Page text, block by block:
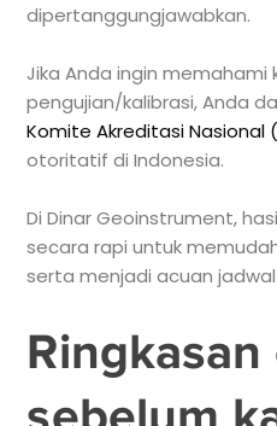
dipertanggungjawabkan.
Jika Anda ingin
pengujian/kalibrasi, Anda
Komite Akreditasi Nasional
otoritatif di Indonesia.
Di Dinar Geoinstrument,
secara rapi untuk
serta menjadi acuan
sebelum